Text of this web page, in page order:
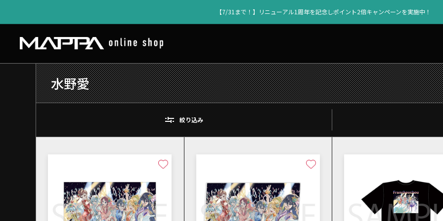
【7/31まで！】リニューアル1周年を記念しポイント2倍キャンペーンを実施中！
水野愛
絞り込み